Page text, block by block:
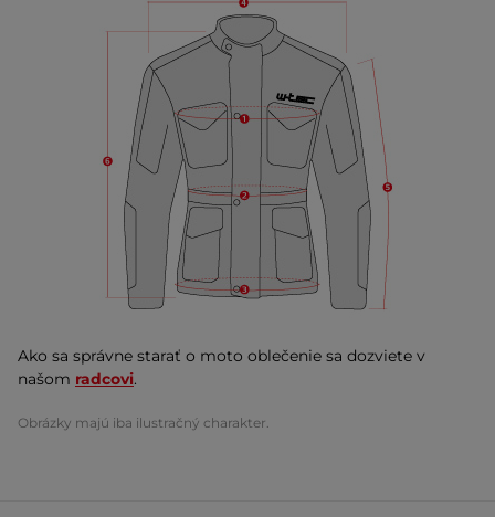
Ako sa správne starať o moto oblečenie sa dozviete v
našom radcovi.
Obrázky majú iba ilustračný charakter.